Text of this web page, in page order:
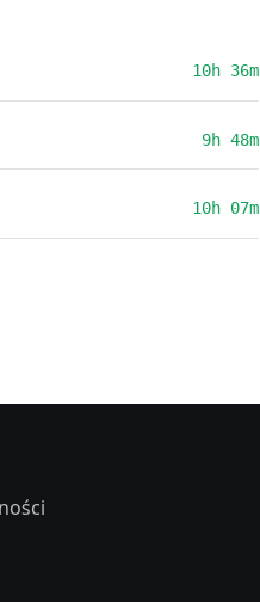
10h 36m
9h 48m
10h 07m